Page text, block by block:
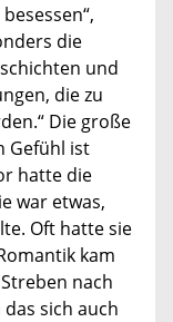
die
und
die zu
Die große
Gefühl ist
hatte die
war etwas,
Oft hatte sie
kam
nach
sich auch